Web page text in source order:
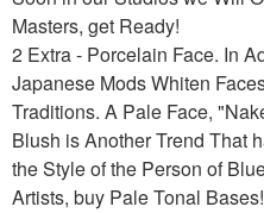
Masters, get Ready!
2 Extra - Porcelain Face. In
Japanese Mods Whiten
Traditions. A Pale Face,
Blush is Another Trend That
the Style of the Person of
Artists, buy Pale Tonal Bases!